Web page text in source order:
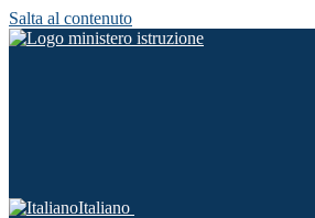
Salta al contenuto
Italiano